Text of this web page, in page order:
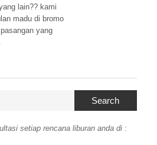
lain?? kami
madu di bromo
yang
Search
setiap rencana liburan anda di :